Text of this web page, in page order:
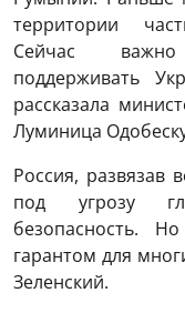
территории
Сейчас
поддерживать
рассказала
Луминица
Россия, развязав
под угрозу
безопасность.
гарантом для
Зеленский.